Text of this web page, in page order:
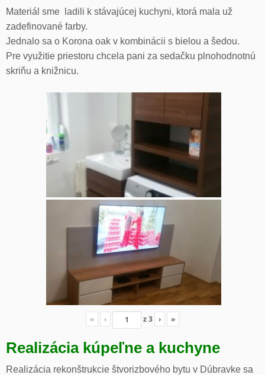
Materiál sme ladili k stávajúcej kuchyni, ktorá mala už
zadefinované farby.
Jednalo sa o Korona oak v kombinácii s bielou a šedou.
Pre využitie priestoru chcela pani za sedačku plnohodnotnú
skriňu a knižnicu.
« ‹ z3 › »
Realizácia kúpeľne a kuchyne
Realizácia rekonštrukcie štvorizbového bytu v Dúbravke sa